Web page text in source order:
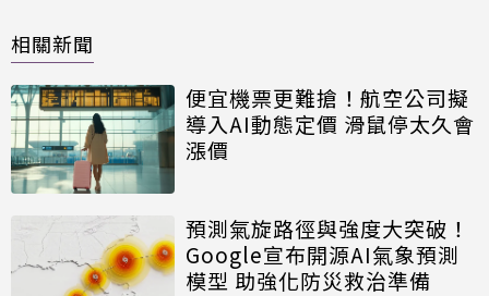
相關新聞
便宜機票更難搶！航空公司擬
導入AI動態定價 滑鼠停太久會
漲價
預測氣旋路徑與強度大突破！
Google宣布開源AI氣象預測
模型 助強化防災救治準備